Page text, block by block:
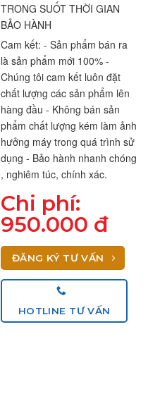
TRONG SUỐT THỜI GIAN
BẢO HÀNH
Cam kết: - Sản phẩm bán ra
là sản phẩm mới 100% -
Chúng tôi cam kết luôn đặt
chất lượng các sản phẩm lên
hàng đầu - Không bán sản
phẩm chất lượng kém làm ảnh
hưởng máy trong quá trình sử
dụng - Bảo hành nhanh chóng
, nghiêm túc, chính xác.
Chi phí:
950.000 đ
ĐĂNG KÝ TƯ VẤN
HOTLINE TƯ VẤN